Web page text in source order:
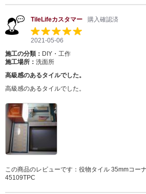
TileLifeカスタマー 購入確認済
2021-05-06
施工の分類： DIY・工作
施工場所： 洗面所
高級感のあるタイルでした。
高級感のあるタイルでした。
この商品のレビューです： 役物タイル 35mmコー
45109TPC